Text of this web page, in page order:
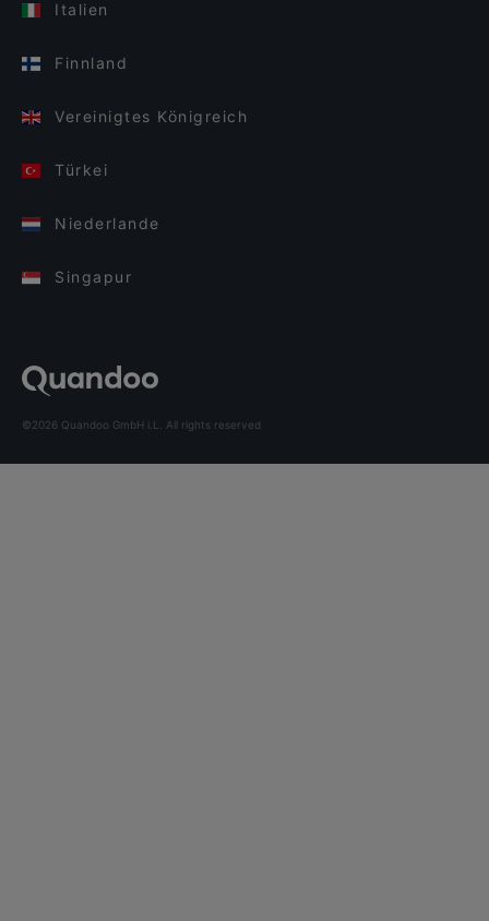
Italien
Finnland
Vereinigtes Königreich
Türkei
Niederlande
Singapur
©2026 Quandoo GmbH i.L. All rights reserved